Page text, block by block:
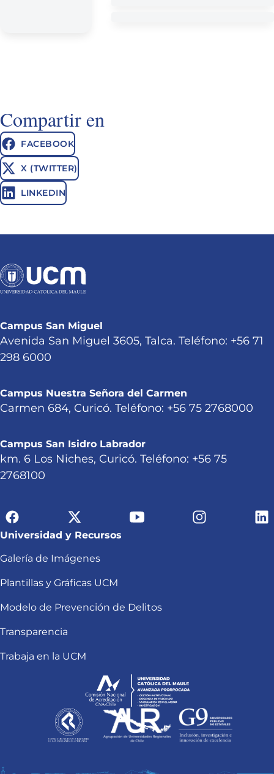
Compartir en
FACEBOOK
X (TWITTER)
LINKEDIN
Campus San Miguel
Avenida San Miguel 3605, Talca. Teléfono: +56 71
298 6000
Campus Nuestra Señora del Carmen
Carmen 684, Curicó. Teléfono: +56 75 2768000
Campus San Isidro Labrador
km. 6 Los Niches, Curicó. Teléfono: +56 75
2768100
Universidad y Recursos
Galería de Imágenes
Plantillas y Gráficas UCM
Modelo de Prevención de Delitos
Transparencia
Trabaja en la UCM